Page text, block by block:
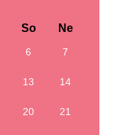
So Ne
6 7
13 14
20 21